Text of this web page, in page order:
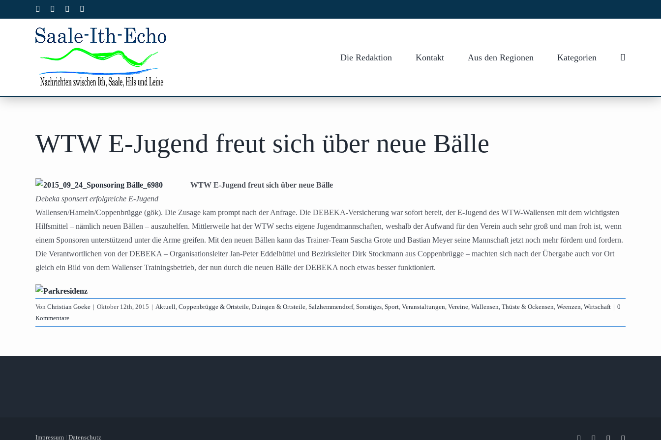
Inhalt
Facebook Instagram
Die Redaktion Kontakt Aus den Regionen Kategorien
WTW E-Jugend freut sich über neue Bälle
WTW E-Jugend freut sich über neue Bälle
Debeka sponsert erfolgreiche E-Jugend
Wallensen/Hameln/Coppenbrügge (gök). Die Zusage kam prompt nach der Anfrage. Die DEBEKA-Versicherung war sofort bereit, der E-Jugend des WTW-Wallensen mit dem wichtigsten
Hilfsmittel – nämlich neuen Bällen – auszuhelfen. Mittlerweile hat der WTW sechs eigene Jugendmannschaften, weshalb der Aufwand für den Verein auch sehr groß und man froh ist, wenn
einem Sponsoren unterstützend unter die Arme greifen. Mit den neuen Bällen kann das Trainer-Team Sascha Grote und Bastian Meyer seine Mannschaft jetzt noch mehr fördern und fordern.
Die Verantwortlichen von der DEBEKA – Organisationsleiter Jan-Peter Eddelbüttel und Bezirksleiter Dirk Stockmann aus Coppenbrügge – machten sich nach der Übergabe auch vor Ort
gleich ein Bild von dem Wallenser Trainingsbetrieb, der nun durch die neuen Bälle der DEBEKA noch etwas besser funktioniert.
Von Christian Goeke | Oktober 12th, 2015 | Aktuell, Coppenbrügge & Ortsteile, Duingen & Ortsteile, Salzhemmendorf, Sonstiges, Sport, Veranstaltungen, Vereine, Wallensen, Thüste & Ockensen, Weenzen, Wirtschaft | 0
Kommentare
Impressum | Datenschutz